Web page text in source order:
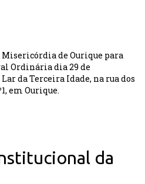
Misericórdia de Ourique para
Ordinária dia 29 de
da Terceira Idade, na rua dos
em Ourique.
da